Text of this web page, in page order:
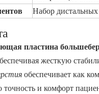
Набор
пластина
жесткую
обеспечивает как
и комфорт